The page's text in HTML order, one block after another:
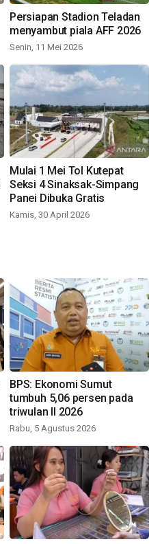
Persiapan Stadion Teladan
menyambut piala AFF 2026
Senin, 11 Mei 2026
Mulai 1 Mei Tol Kutepat
Seksi 4 Sinaksak-Simpang
Panei Dibuka Gratis
Kamis, 30 April 2026
BPS: Ekonomi Sumut
tumbuh 5,06 persen pada
triwulan II 2026
Rabu, 5 Agustus 2026